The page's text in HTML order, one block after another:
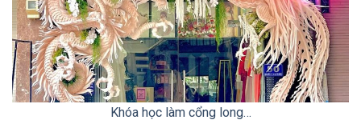
Khóa học làm cổng long…